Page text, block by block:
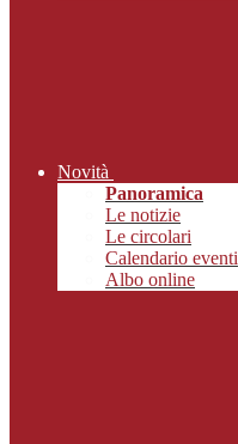
Novità
Panoramica
Le notizie
Le circolari
Calendario eventi
Albo online